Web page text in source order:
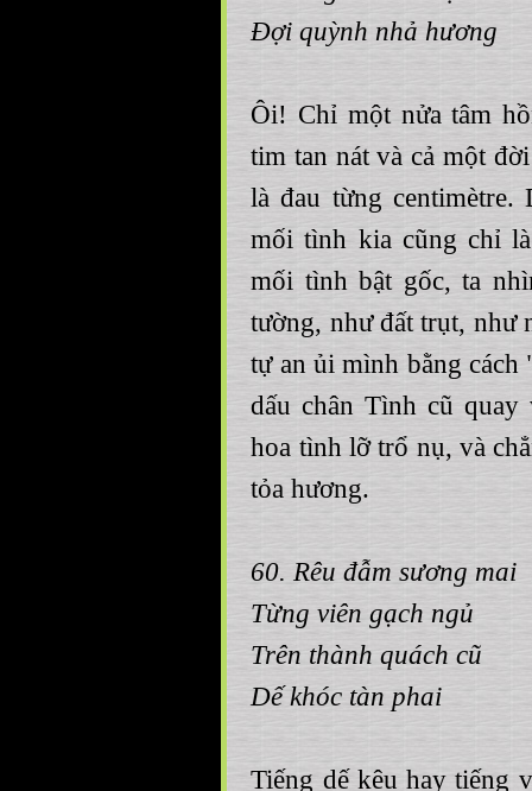
Đợi quỳnh nhả hương
Ôi! Chỉ một nửa tâm
tim tan nát và cả một
là đau từng
mối tình kia cũng chỉ
mối tình bật gốc, ta
tường, như đất trụt, như
tự an ủi mình bằng
dấu chân Tình cũ quay
hoa tình lỡ trổ nụ, và
tỏa hương.
60. Rêu đẫm sương mai
Từng viên gạch ngủ
Trên thành quách cũ
Dế khóc tàn phai
Tiếng dế kêu hay tiếng